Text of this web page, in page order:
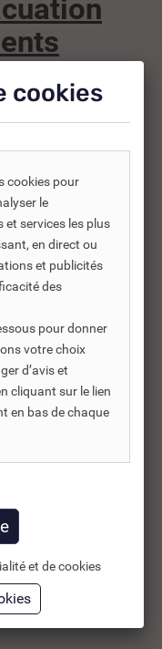
les cuisines
agroalimentaire, la
précisément pour
efficace des
et garantit un
des milieux
pour les
aux zones à forte
collective
écoulement fluide des
cookies
cookies pour
le
services les plus
en direct ou
et publicités
des
pour donner
votre choix
d’avis et
cliquant sur le lien
en bas de chaque
et de cookies